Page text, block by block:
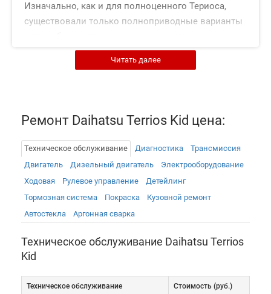
Изначально, как и для полноценного Териоса,
существовали только полноприводные варианты
расположенным трехцилиндровым
турбированным двигателем DOHC Turbo объемом
И хотя на протяжении всего времени выпуска
автомобилей этой серии, в них не вносилось
существенных конструктивных изменений, что
весьма облегчает сервисное обслуживание
желаемое автолюбителями разнообразие.
[gallery
Не смотря на традиционно японскую надежность
Читать далее
Ремонт Daihatsu Terrios Kid цена:
Техническое обслуживание Диагностика
Трансмиссия
Двигатель
Дизельный двигатель
Электрооборудованиe
Ходовая
Рулевое управление
Детейлинг
Тормозная система
Покраска
Кузовной ремонт
Автостекла
Аргонная сварка
Техническое обслуживание Daihatsu Terrios
Kid
Техническое обслуживание Cтоимость (руб.)